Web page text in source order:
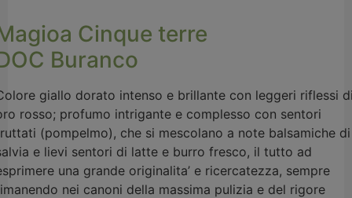
Cinque terre
Buranco
giallo dorato intenso e brillante con leggeri riflessi
rosso; profumo intrigante e complesso con sentori
(pompelmo), che si mescolano a note balsamiche di
e lievi sentori di latte e burro fresco, il tutto ad
una grande originalita’ e ricercatezza, sempre
nei canoni della massima pulizia e del rigore